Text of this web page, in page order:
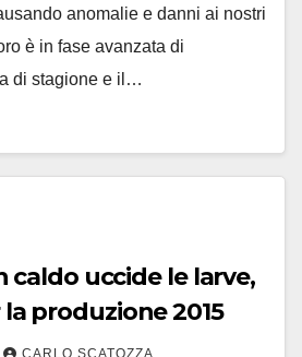
anomalie e danni ai nostri
è in fase avanzata di
di stagione e il…
caldo uccide le larve,
produzione 2015
CARLO SCATOZZA